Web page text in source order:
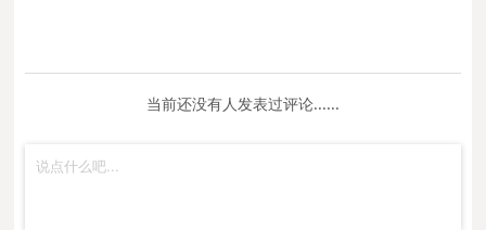
当前还没有人发表过评论......